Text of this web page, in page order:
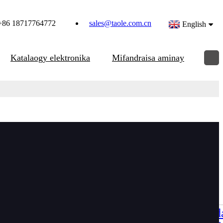
18717764772 sales@taole.com.cn English
Katalaogy elektronika Mifandraisa aminay